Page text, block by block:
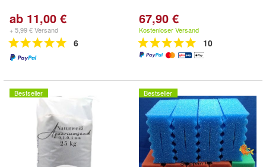
ab 11,00 €
+ 5,99 € Versand
6
67,90 €
Kostenloser Versand
10
Bestseller Bestseller